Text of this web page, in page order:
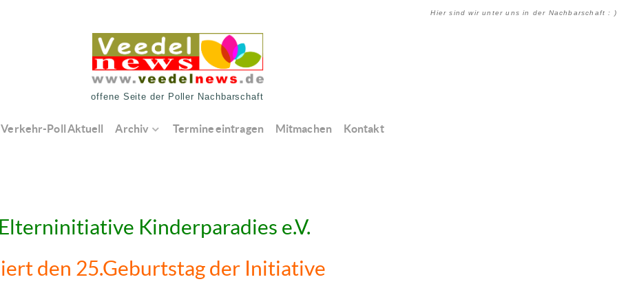
Hier sind wir unter uns in der Nachbarschaft : )
offene Seite der Poller Nachbarschaft
Verkehr-Poll Aktuell Archiv Termine eintragen Mitmachen Kontakt
Elterninitiative Kinderparadies e.V.
den 25.Geburtstag der Initiative